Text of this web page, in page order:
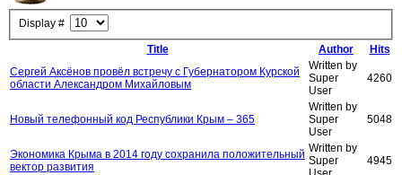
Display #
Title Author
Hits
Сергей Аксёнов провёл встречу с Губернатором Курской
области Александром Михайловым
Written by
Super
User
4260
Новый телефонный код Республики Крым – 365
Written by
Super
User
5048
Экономика Крыма в 2014 году сохранила положительный
вектор развития
Written by
Super
4945